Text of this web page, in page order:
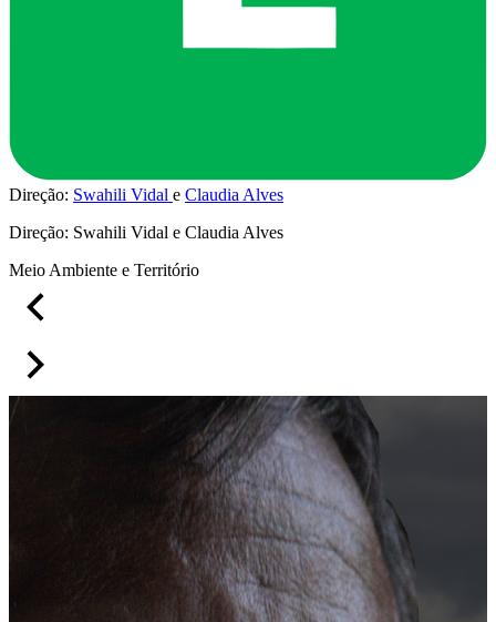
Direção: Swahili Vidal
Claudia Alves
Direção: Swahili Vidal e Claudia Alves
Meio Ambiente e Território